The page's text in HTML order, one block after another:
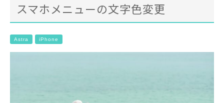
スマホメニューの文字色変更
Astra iPhone